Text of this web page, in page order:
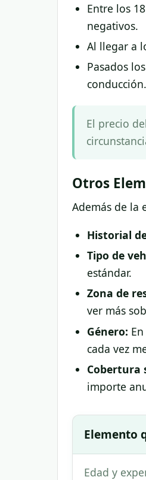
Entre los
negativos.
Al llegar a
Pasados
conducción.
El precio
Otros
Además de la
Historial
Tipo de
estándar.
Zona de
ver más
Género:
cada vez
Cobertura
importe
Elemento
Edad y